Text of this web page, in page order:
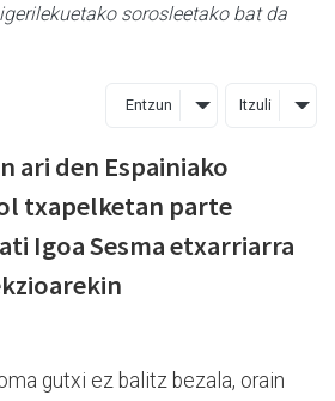
sorosleetako bat da
Entzun Itzuli
ari den Espainiako
txapelketan parte
Igoa Sesma etxarriarra
gutxi ez balitz bezala, orain